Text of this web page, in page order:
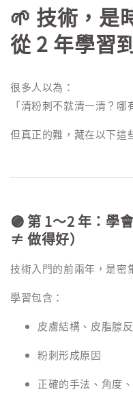
🌱 技術，是
從 2 年學習
很多人以為：
「清粉刺不就清一清？哪
但真正的難，藏在以下這
🟣 第 1～2 年：學
≠ 做得好）
技術入門的前兩年，是密
學習包含：
皮膚結構、皮脂腺
粉刺形成原因
正確的手法、角度